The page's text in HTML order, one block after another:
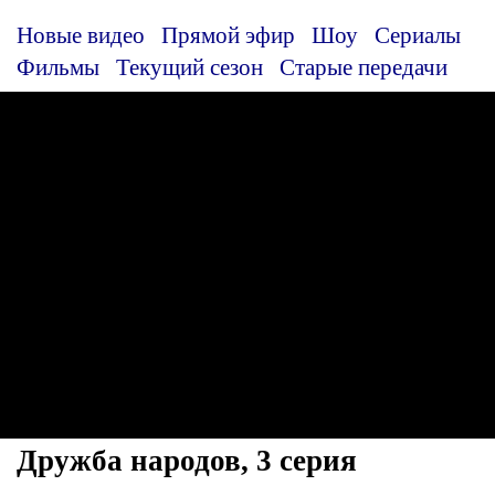
Новые видео Прямой эфир Шоу
Сериалы
Фильмы
Текущий сезон Старые передачи
Дружба народов, 3 серия